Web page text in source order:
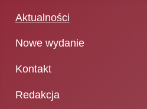
Aktualności
Nowe wydanie
Kontakt
Redakcja